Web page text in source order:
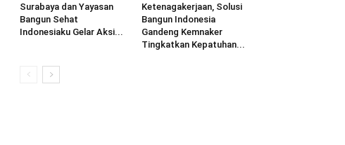
Surabaya dan Yayasan
Bangun Sehat
Indonesiaku Gelar Aksi...
Ketenagakerjaan, Solusi
Bangun Indonesia
Gandeng Kemnaker
Tingkatkan Kepatuhan...